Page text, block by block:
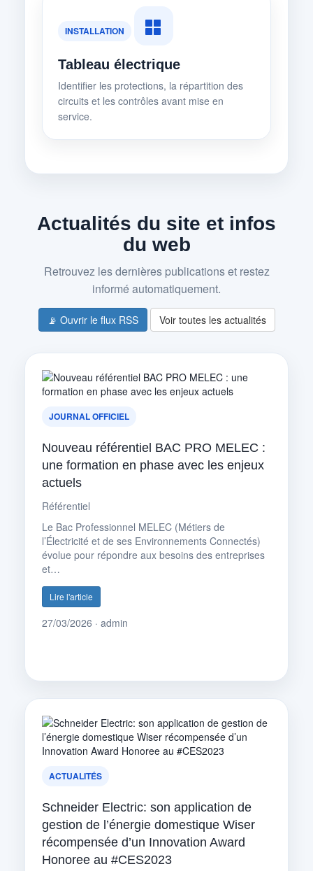
INSTALLATION
Tableau électrique
Identifier les protections, la répartition des
circuits et les contrôles avant mise en
service.
Actualités du site et infos
du web
Retrouvez les dernières publications et restez
informé automatiquement.
📡 Ouvrir le flux RSS Voir toutes les actualités
JOURNAL OFFICIEL
Nouveau référentiel BAC PRO MELEC :
une formation en phase avec les enjeux
actuels
Référentiel
Le Bac Professionnel MELEC (Métiers de
l’Électricité et de ses Environnements Connectés)
évolue pour répondre aux besoins des entreprises
et…
Lire l'article
27/03/2026 · admin
ACTUALITÉS
Schneider Electric: son application de
gestion de l’énergie domestique Wiser
récompensée d’un Innovation Award
Honoree au #CES2023